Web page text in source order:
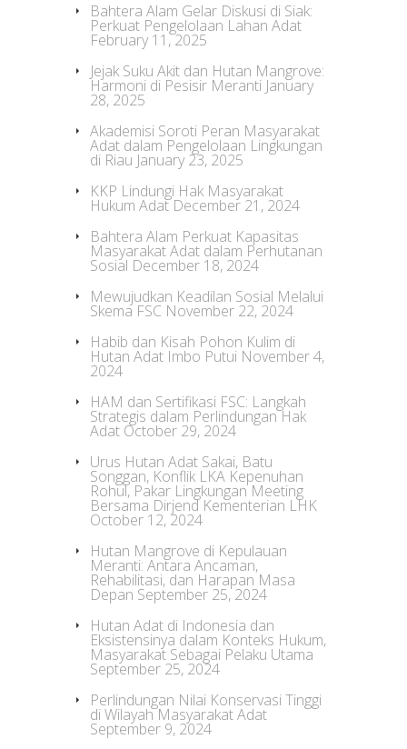
Bahtera Alam Gelar Diskusi di Siak:
Perkuat Pengelolaan Lahan Adat
February 11, 2025
Jejak Suku Akit dan Hutan Mangrove:
Harmoni di Pesisir Meranti January
28, 2025
Akademisi Soroti Peran Masyarakat
Adat dalam Pengelolaan Lingkungan
di Riau January 23, 2025
KKP Lindungi Hak Masyarakat
Hukum Adat December 21, 2024
Bahtera Alam Perkuat Kapasitas
Masyarakat Adat dalam Perhutanan
Sosial December 18, 2024
Mewujudkan Keadilan Sosial Melalui
Skema FSC November 22, 2024
Habib dan Kisah Pohon Kulim di
Hutan Adat Imbo Putui November 4,
2024
HAM dan Sertifikasi FSC: Langkah
Strategis dalam Perlindungan Hak
Adat October 29, 2024
Urus Hutan Adat Sakai, Batu
Songgan, Konflik LKA Kepenuhan
Rohul, Pakar Lingkungan Meeting
Bersama Dirjend Kementerian LHK
October 12, 2024
Hutan Mangrove di Kepulauan
Meranti: Antara Ancaman,
Rehabilitasi, dan Harapan Masa
Depan September 25, 2024
Hutan Adat di Indonesia dan
Eksistensinya dalam Konteks Hukum,
Masyarakat Sebagai Pelaku Utama
September 25, 2024
Perlindungan Nilai Konservasi Tinggi
di Wilayah Masyarakat Adat
September 9, 2024